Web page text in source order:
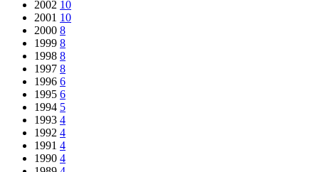
2002 10
2001 10
2000 8
1999 8
1998 8
1997 8
1996 6
1995 6
1994 5
1993 4
1992 4
1991 4
1990 4